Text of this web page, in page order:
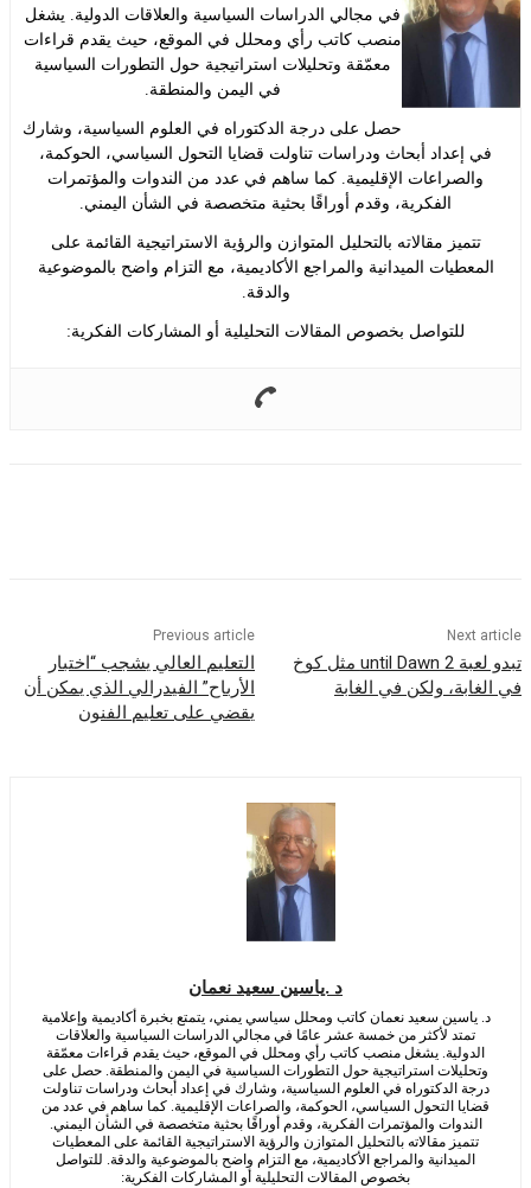
في مجالي الدراسات السياسية والعلاقات الدولية. يشغل
منصب كاتب رأي ومحلل في الموقع، حيث يقدم قراءات
معمّقة وتحليلات استراتيجية حول التطورات السياسية
في اليمن والمنطقة.
حصل على درجة الدكتوراه في العلوم السياسية، وشارك
أبحاث ودراسات تناولت قضايا التحول السياسي، الحوكمة،
الإقليمية. كما ساهم في عدد من الندوات والمؤتمرات
الفكرية، وقدم أوراقًا بحثية متخصصة في الشأن اليمني.
مقالاته بالتحليل المتوازن والرؤية الاستراتيجية القائمة على
الميدانية والمراجع الأكاديمية، مع التزام واضح بالموضوعية
للتواصل بخصوص المقالات التحليلية أو المشاركات الفكرية:
Previous article
التعليم العالي يشجب “اختبار
الأرباح” الفيدرالي الذي يمكن أن
يقضي على تعليم الفنون
تبدو لعبة until Dawn 2 مثل كوخ
ولكن في الغابة
د .ياسين سعيد نعمان
سعيد نعمان كاتب ومحلل سياسي يمني، يتمتع بخبرة أكاديمية وإعلامية
لأكثر من خمسة عشر عامًا في مجالي الدراسات السياسية والعلاقات
يشغل منصب كاتب رأي ومحلل في الموقع، حيث يقدم قراءات معمّقة
استراتيجية حول التطورات السياسية في اليمن والمنطقة. حصل على
الدكتوراه في العلوم السياسية، وشارك في إعداد أبحاث ودراسات تناولت
التحول السياسي، الحوكمة، والصراعات الإقليمية. كما ساهم في عدد من
والمؤتمرات الفكرية، وقدم أوراقًا بحثية متخصصة في الشأن اليمني.
مقالاته بالتحليل المتوازن والرؤية الاستراتيجية القائمة على المعطيات
والمراجع الأكاديمية، مع التزام واضح بالموضوعية والدقة. للتواصل
بخصوص المقالات التحليلية أو المشاركات الفكرية: